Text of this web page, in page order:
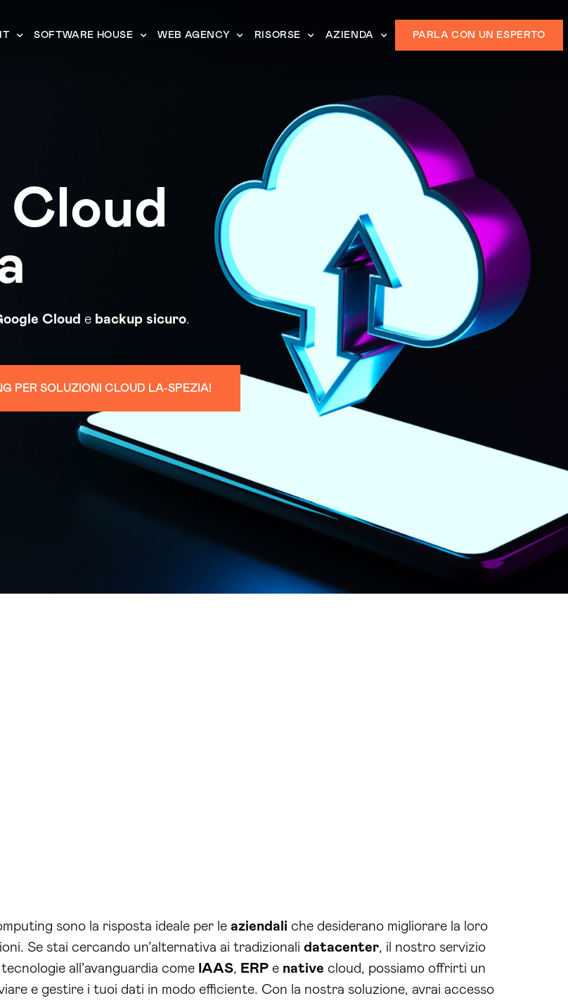
SOFTWARE HOUSE WEB AGENCY RISORSE AZIENDA PARLA CON UN ESPERTO
Cloud
Cloud e backup sicuro.
PER SOLUZIONI CLOUD LA-SPEZIA!
sono la risposta ideale per le aziendali che desiderano migliorare la loro
Se stai cercando un’alternativa ai tradizionali datacenter, il nostro servizio
all’avanguardia come IAAS, ERP e native cloud, possiamo offrirti un
e gestire i tuoi dati in modo efficiente. Con la nostra soluzione, avrai accesso